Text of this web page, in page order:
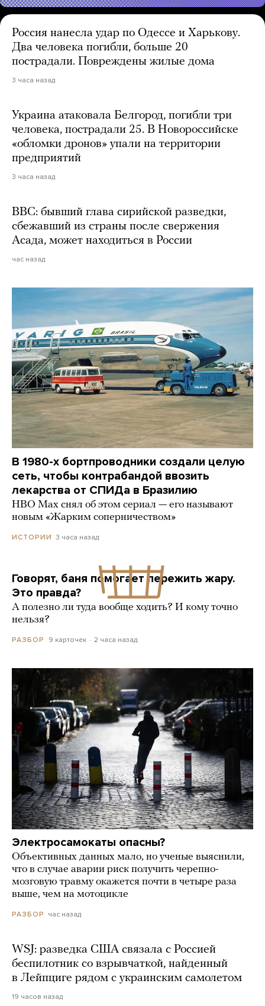
Россия нанесла удар по Одессе и Харькову.
Два человека погибли, больше 20
пострадали. Повреждены жилые дома
3 часа назад
Украина атаковала Белгород, погибли три
человека, пострадали 25. В Новороссийске
«обломки дронов» упали на территории
предприятий
3 часа назад
BBC: бывший глава сирийской разведки,
сбежавший из страны после свержения
Асада, может находиться в России
час назад
В 1980-х бортпроводники создали целую
сеть, чтобы контрабандой ввозить
лекарства от СПИДа в Бразилию
HBO Max снял об этом сериал — его называют
новым «Жарким соперничеством»
ИСТОРИИ 3 часа назад
Говорят, баня помогает пережить жару.
Это правда?
А полезно ли туда вообще ходить? И кому точно
нельзя?
РАЗБОР 9 карточек 2 часа назад
Электросамокаты опасны?
Объективных данных мало, но ученые выяснили,
что в случае аварии риск получить черепно-
мозговую травму окажется почти в четыре раза
выше, чем на мотоцикле
РАЗБОР час назад
WSJ: разведка США связала с Россией
беспилотник со взрывчаткой, найденный
в Лейпциге рядом с украинским самолетом
19 часов назад